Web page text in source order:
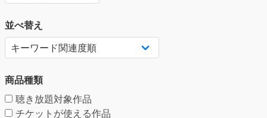
並べ替え
商品種類
聴き放題対象作品
チケットが使える作品